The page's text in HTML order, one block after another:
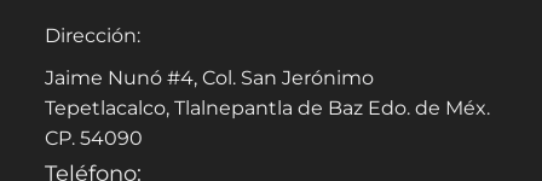
Dirección:
Jaime Nunó #4, Col. San Jerónimo
Tepetlacalco, Tlalnepantla de Baz Edo. de Méx.
CP. 54090
Teléfono: